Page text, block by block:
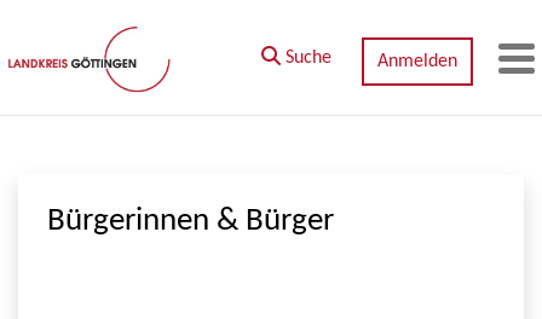
Zum Hauptinhalt springen
Suche Anmelden
Bürgerinnen & Bürger